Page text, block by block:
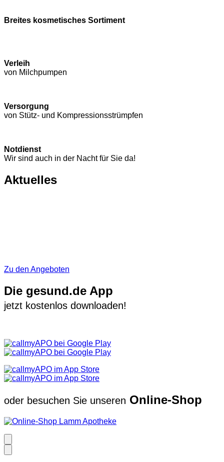
Breites kosmetisches Sortiment
Verleih
von Milchpumpen
Versorgung
von Stütz- und Kompressions­strümpfen
Notdienst
Wir sind auch in der Nacht für Sie da!
Aktuelles
Zu den Angeboten
Die gesund.de App
jetzt kostenlos downloaden!
oder besuchen Sie unseren Online-Shop